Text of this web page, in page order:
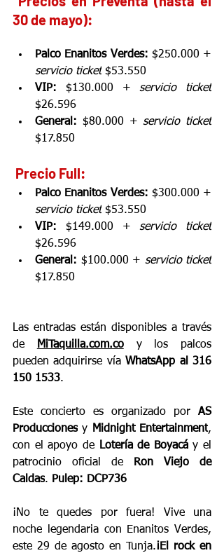
30 de mayo):
Palco Enanitos Verdes:
servicio ticket $53.550
VIP: $130.000 + servicio ticket
$26.596
General: $80.000 + servicio ticket
$17.850
️ Precio Full:
Palco Enanitos Verdes:
servicio ticket $53.550
VIP: $149.000 + servicio ticket
$26.596
General: $100.000 + servicio ticket
$17.850
Las entradas están disponibles a través
de
MiTaquilla.com.co y los palcos
pueden adquirirse vía WhatsApp al 316
150 1533.
Este concierto es organizado por AS
Producciones y Midnight Entertainment,
con el apoyo de
Lotería de Boyacá y el
patrocinio oficial de
Ron Viejo de
Caldas. Pulep: DCP736
¡No te quedes por fuera! Vive una
noche legendaria con Enanitos Verdes,
este 29 de agosto en Tunja.¡El rock en